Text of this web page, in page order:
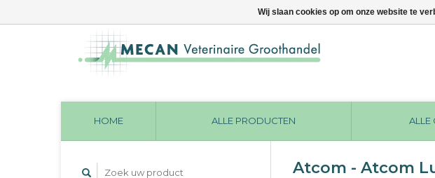
HOME ALLE PRODUCTEN ALLE
Atcom - Atcom
Wij slaan cookies op om onze website te